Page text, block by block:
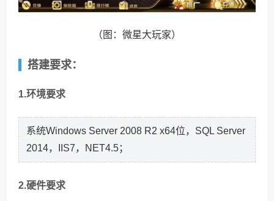
（图：微星大玩家）
搭建要求：
1.环境要求
系统Windows Server 2008 R2 x64位，SQL Server
2014，IIS7，NET4.5；
2.硬件要求